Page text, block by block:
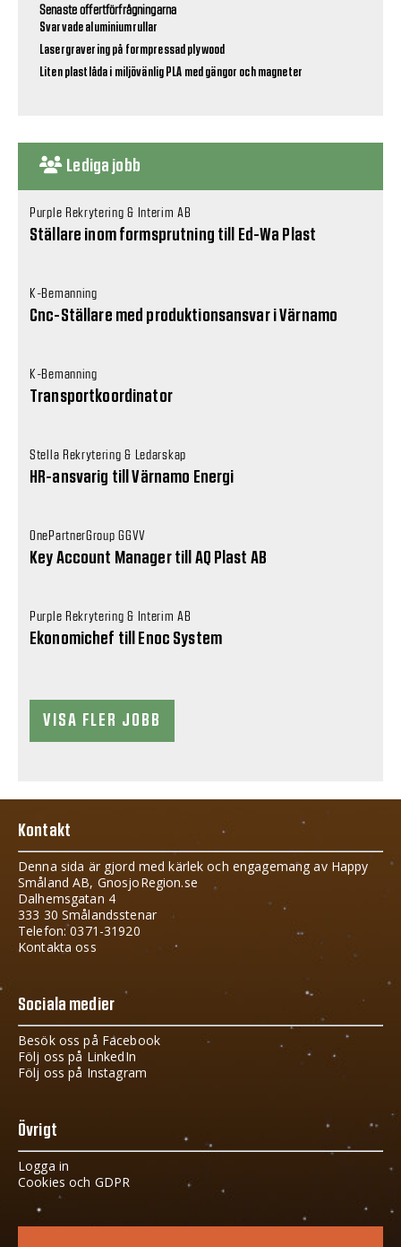
Senaste offertförfrågningarna
Svarvade aluminiumrullar
Lasergravering på formpressad plywood
Liten plastlåda i miljövänlig PLA med gängor och magneter
Lediga jobb
Purple Rekrytering & Interim AB
Ställare inom formsprutning till Ed-Wa Plast
K-Bemanning
Cnc-Ställare med produktionsansvar i Värnamo
K-Bemanning
Transportkoordinator
Stella Rekrytering & Ledarskap
HR-ansvarig till Värnamo Energi
OnePartnerGroup GGVV
Key Account Manager till AQ Plast AB
Purple Rekrytering & Interim AB
Ekonomichef till Enoc System
VISA FLER JOBB
Kontakt
Denna sida är gjord med kärlek och engagemang av Happy
Småland AB, GnosjoRegion.se
Dalhemsgatan 4
333 30 Smålandsstenar
Telefon: 0371-31920
Kontakta oss
Sociala medier
Besök oss på Facebook
Följ oss på LinkedIn
Följ oss på Instagram
Övrigt
Logga in
Cookies och GDPR